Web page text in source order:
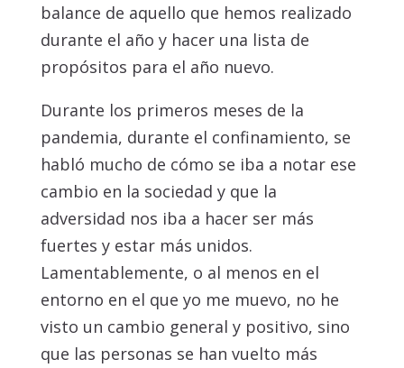
balance de aquello que hemos realizado
durante el año y hacer una lista de
propósitos para el año nuevo.
Durante los primeros meses de la
pandemia, durante el confinamiento, se
habló mucho de cómo se iba a notar ese
cambio en la sociedad y que la
adversidad nos iba a hacer ser más
fuertes y estar más unidos.
Lamentablemente, o al menos en el
entorno en el que yo me muevo, no he
visto un cambio general y positivo, sino
que las personas se han vuelto más